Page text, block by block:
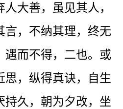
大善，虽见其人，
言，不纳其理，终无
遇而不得，二也。或
思，纵得真诀，自生
持久，朝为夕改，坐